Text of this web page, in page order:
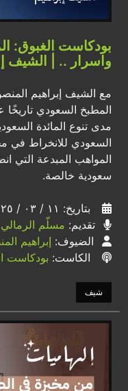
بودكاست الغبوق:
واسرار .. | الشيف
مع الشيف إبراهيم
المطبخ السعودي تاريخًا
مدى تنوع المائدة
السعودي للانخراط في
المواهب المبدعة التي
سعودية خالصة.
بتاريخ: ١١ / ٠٣ / ٢٠٢٥
تقديم: مسلّم الرمالي
الضيوف: إبراهيم
الكاست: بودكاست
شيف